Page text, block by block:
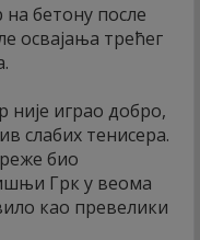
бетону после
освајања трећег
није играо добро,
слабих тенисера.
био
Грк у веома
као превелики